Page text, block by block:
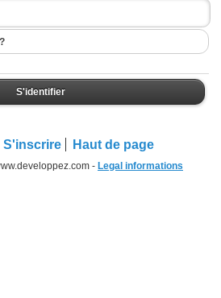
S'identifier
S'inscrire Haut de page
- Legal informations